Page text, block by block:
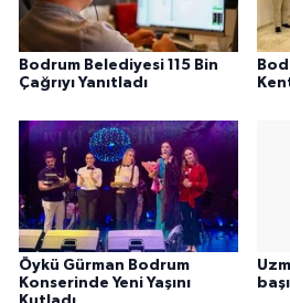
Bodrum Belediyesi 115 Bin
Çağrıyı Yanıtladı
Öykü Gürman Bodrum
Konserinde Yeni Yaşını